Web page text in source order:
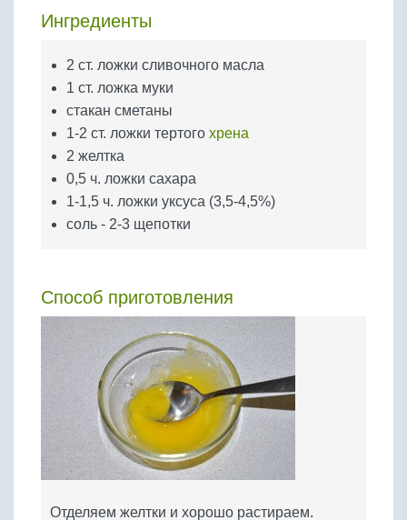
Крупы
Ингредиенты
2 ст. ложки сливочного масла
1 ст. ложка муки
стакан сметаны
1-2 ст. ложки тертого хрена
2 желтка
0,5 ч. ложки сахара
1-1,5 ч. ложки уксуса (3,5-4,5%)
соль - 2-3 щепотки
Способ приготовления
Отделяем желтки и хорошо растираем.